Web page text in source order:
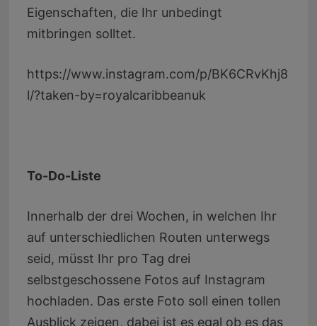
Eigenschaften, die Ihr unbedingt
mitbringen solltet.
https://www.instagram.com/p/BK6CRvKhj8
l/?taken-by=royalcaribbeanuk
To-Do-Liste
Innerhalb der drei Wochen, in welchen Ihr
auf unterschiedlichen Routen unterwegs
seid, müsst Ihr pro Tag drei
selbstgeschossene Fotos auf Instagram
hochladen. Das erste Foto soll einen tollen
Ausblick zeigen, dabei ist es egal ob es das